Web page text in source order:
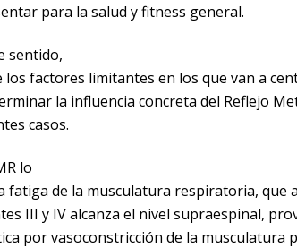
para la salud y fitness general.
sentido,
los factores limitantes en los que van a
la influencia concreta del Reflejo
casos.
lo
fatiga de la musculatura respiratoria, que
III y IV alcanza el nivel supraespinal,
por vasoconstricción de la musculatura